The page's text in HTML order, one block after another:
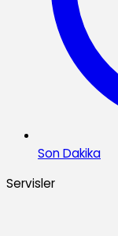
Son Dakika
Servisler